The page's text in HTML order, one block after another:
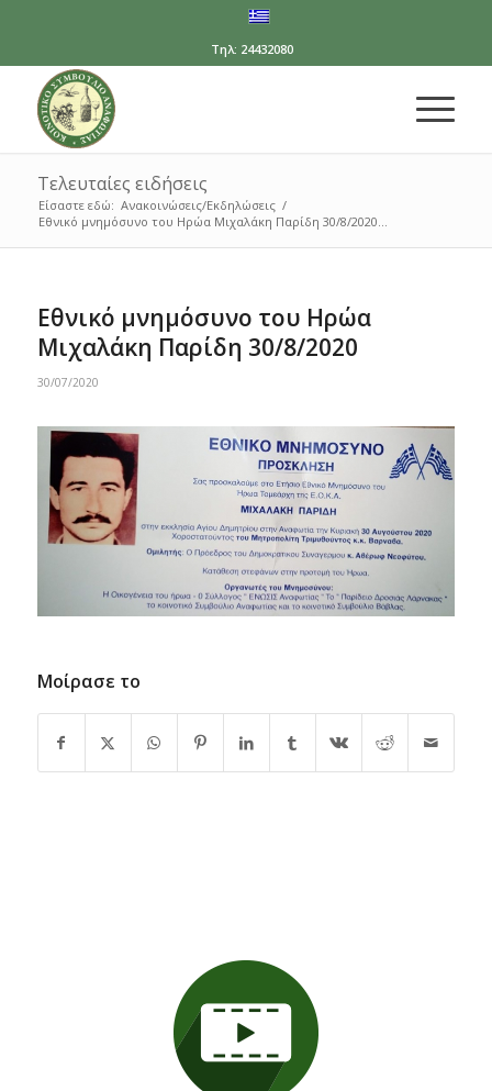
Τηλ: 24432080
Τελευταίες ειδήσεις
Είσαστε εδώ: Ανακοινώσεις/Εκδηλώσεις /
Εθνικό μνημόσυνο του Ηρώα Μιχαλάκη Παρίδη 30/8/2020...
Εθνικό μνημόσυνο του Ηρώα
Μιχαλάκη Παρίδη 30/8/2020
30/07/2020
Μοίρασε το